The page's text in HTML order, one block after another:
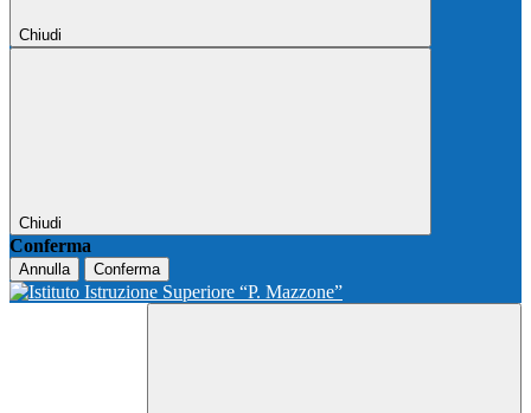
Chiudi
Chiudi
Conferma
Annulla Conferma